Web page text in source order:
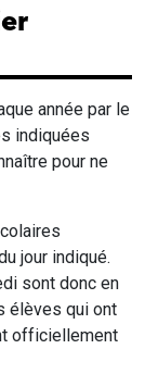
année par le
indiquées
pour ne
jour indiqué.
sont donc en
élèves qui ont
officiellement